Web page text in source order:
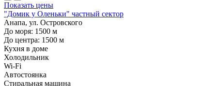
Показать цены
"Домик у Оленьки" частный сектор
Анапа, ул. Островского
До моря: 1500 м
До центра: 1500 м
Кухня в доме
Холодильник
Wi-Fi
Автостоянка
Стиральная машина